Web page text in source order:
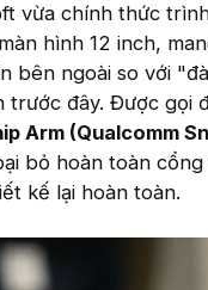
vừa chính thức
hình 12 inch,
bên ngoài so với
trước đây. Được gọi
Arm (Qualcomm
bỏ hoàn toàn
kế lại hoàn toàn.